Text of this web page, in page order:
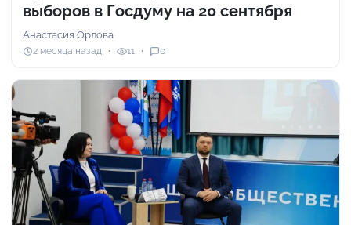
выборов в Госдуму на 20 сентября
Анастасия Орлова
2 месяца назад 11 0